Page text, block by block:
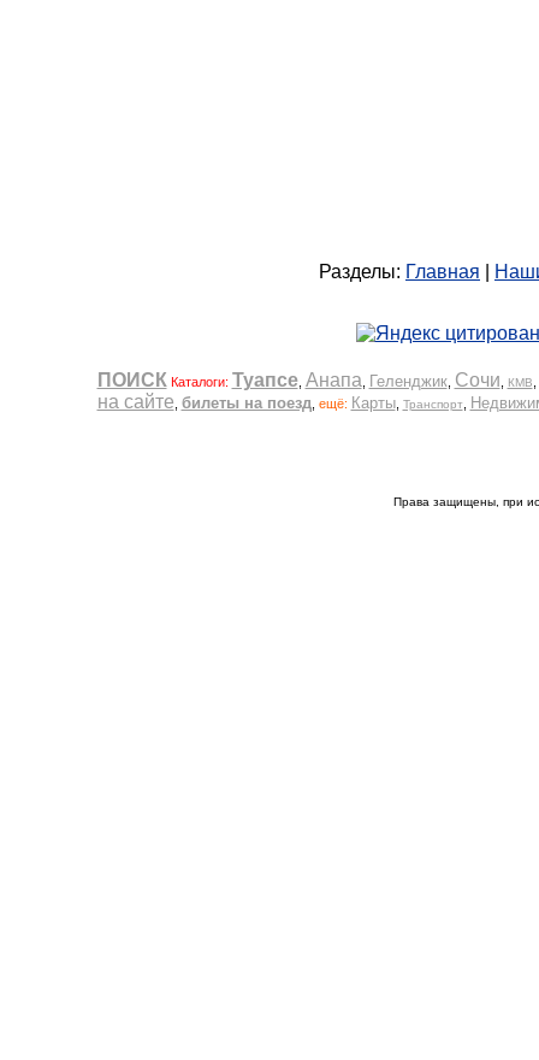
Разделы: Главная
ПОИСК Каталоги: Туапсе, Анапа Геленджик, Сочи КМВ
на сайте билеты на поезд, ещё: Карты, Транспорт,
Права защищены, при